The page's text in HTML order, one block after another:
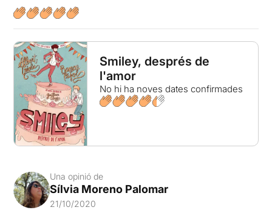
Smiley, després de
l'amor
No hi ha noves dates confirmades
Una opinió de
Sílvia Moreno Palomar
21/10/2020